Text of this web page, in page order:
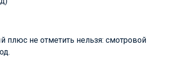
плюс не отметить нельзя: смотровой